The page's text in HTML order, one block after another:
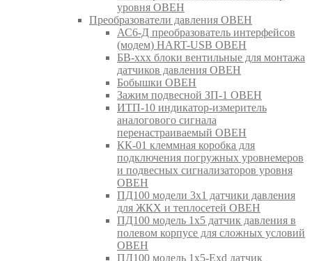
уровня ОВЕН
Преобразователи давления ОВЕН
АС6-Д преобразователь интерфейсов
(модем) HART-USB ОВЕН
БВ-ххх блоки вентильные для монтажа
датчиков давления ОВЕН
Бобышки ОВЕН
Зажим подвесной ЗП-1 ОВЕН
ИТП-10 индикатор-измеритель
аналогового сигнала
перенастраиваемый ОВЕН
КК-01 клеммная коробка для
подключения погружных уровнемеров
и подвесных сигнализаторов уровня
ОВЕН
ПД100 модели 3х1 датчики давления
для ЖКХ и теплосетей ОВЕН
ПД100 модель 1х5 датчик давления в
полевом корпусе для сложных условий
ОВЕН
ПД100 модель 1х5-Exd датчик